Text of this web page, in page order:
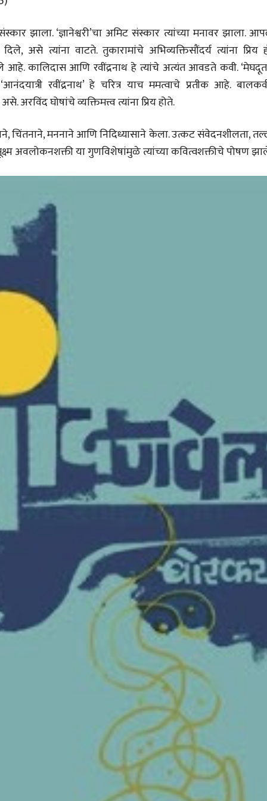
झाला. ‘ज्ञानेश्वरी’चा अमिट संस्कार त्यांच्या मनावर झाला.
असे त्यांना वाटते. तुकारामांचे अभिव्यक्तिसौंदर्य त्यांना प्रिय
आहे. कालिदास आणि रवींद्रनाथ हे त्यांचे अत्यंत आवडते कवी.
रवींद्रनाथ’ हे चरित्र याच ममत्वाचे प्रतीक आहे.
अरविंद घोषांचे व्यक्तिमत्त्व त्यांना प्रिय होते.
चिंतनाने, मननाने आणि निदिध्यासाने केला. उत्कट संवेदनशीलता,
अवलोकनशक्ती या गुणविशेषांमुळे त्यांच्या कवित्वशक्तीचे पोषण
लोकविलक्षण दाभोलकर
कुटुंबाची कथा
ज्ञानदेव म्हस्के, डॉ. शैला
दाभोलकर, दत्तप्रसाद दाभोळकर,
दत्ता दामोदर नायक
08 Jul 2026
लोकविलक्षण
कुटुंबाची कथा
ज्ञानदेव म्हस्के,
दाभोलकर, दत्तप्रसाद
दत्ता दामोदर नायक
08 Jul 2026
येथे क्लिक करा.. अंक वाचण्यासाठी येथे क्लिक करा..
अर्थकारणावरील निबंध हे पुस्तक
येथे क्लिक करा.
चीन भेटीतील भाषणे - रवींद्रनाथ टागोर
(अनुवाद सानिया कर्णिक )